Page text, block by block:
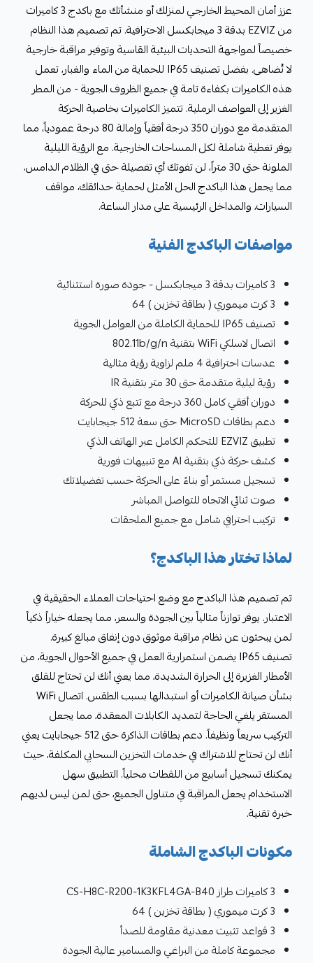
عزز أمان المحيط الخارجي لمنزلك أو منشأتك مع باكدج 3 كاميرات
من EZVIZ بدقة 3 ميجابكسل الاحترافية. تم تصميم هذا النظام
خصيصاً لمواجهة التحديات البيئية القاسية وتوفير مراقبة خارجية
لا تُضاهى. بفضل تصنيف IP65 للحماية من الماء والغبار، تعمل
هذه الكاميرات بكفاءة تامة في جميع الظروف الجوية - من المطر
الغزير إلى العواصف الرملية. تتميز الكاميرات بخاصية الحركة
المتقدمة مع دوران 350 درجة أفقياً وإمالة 80 درجة عمودياً، مما
يوفر تغطية شاملة لكل المساحات الخارجية. مع الرؤية الليلية
الملونة حتى 30 متراً، لن تفوتك أي تفصيلة حتى في الظلام الدامس،
مما يجعل هذا الباكدج الحل الأمثل لحماية حدائقك، مواقف
السيارات، والمداخل الرئيسية على مدار الساعة.
مواصفات الباكدج الفنية
3 كاميرات بدقة 3 ميجابكسل - جودة صورة استثنائية
3 كرت ميموري ( بطاقة تخزين ) 64
تصنيف IP65 للحماية الكاملة من العوامل الجوية
اتصال لاسلكي WiFi بتقنية 802.11b/g/n
عدسات احترافية 4 ملم لزاوية رؤية مثالية
رؤية ليلية متقدمة حتى 30 متر بتقنية IR
دوران أفقي كامل 360 درجة مع تتبع ذكي للحركة
دعم بطاقات MicroSD حتى سعة 512 جيجابايت
تطبيق EZVIZ للتحكم الكامل عبر الهاتف الذكي
كشف حركة ذكي بتقنية AI مع تنبيهات فورية
تسجيل مستمر أو بناءً على الحركة حسب تفضيلاتك
صوت ثنائي الاتجاه للتواصل المباشر
تركيب احترافي شامل مع جميع الملحقات
لماذا تختار هذا الباكدج؟
تم تصميم هذا الباكدج مع وضع احتياجات العملاء الحقيقية في
الاعتبار. يوفر توازناً مثالياً بين الجودة والسعر، مما يجعله خياراً ذكياً
لمن يبحثون عن نظام مراقبة موثوق دون إنفاق مبالغ كبيرة.
تصنيف IP65 يضمن استمرارية العمل في جميع الأحوال الجوية، من
الأمطار الغزيرة إلى الحرارة الشديدة، مما يعني أنك لن تحتاج للقلق
بشأن صيانة الكاميرات أو استبدالها بسبب الطقس. اتصال WiFi
المستقر يلغي الحاجة لتمديد الكابلات المعقدة، مما يجعل
التركيب سريعاً ونظيفاً. دعم بطاقات الذاكرة حتى 512 جيجابايت يعني
أنك لن تحتاج للاشتراك في خدمات التخزين السحابي المكلفة، حيث
يمكنك تسجيل أسابيع من اللقطات محلياً. التطبيق سهل
الاستخدام يجعل المراقبة في متناول الجميع، حتى لمن ليس لديهم
خبرة تقنية.
مكونات الباكدج الشاملة
3 كاميرات طراز CS-H8C-R200-1K3KFL4GA-B40
3 كرت ميموري ( بطاقة تخزين ) 64
3 قواعد تثبيت معدنية مقاومة للصدأ
مجموعة كاملة من البراغي والمسامير عالية الجودة